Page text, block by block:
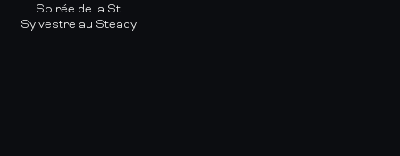
Soirée de la St
Sylvestre au Steady